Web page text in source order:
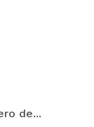
de...